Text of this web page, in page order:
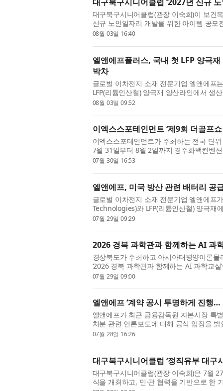
대구북구시니어클럽(관장 이숙희)이 보건
신규 노인일자리 개발을 위한 아이템 공모
역 특화 노인일자리 아...
08월 03일 16:40
엘앤에프플러스, 국내 첫 LFP 양극
박차
글로벌 이차전지 소재 전문기업 엘앤에프
LFP(리튬인산철) 양극재 양산라인에서 생
물량은 양산라인의 램프업(R...
08월 03일 09:52
이엑스스포테인먼트 ‘제9회 더골프
이엑스스포테인먼트가 주최하는 전국 단
7월 31일부터 8월 2일까지 경주화백컨벤
속에서 골프 시장 활...
07월 30일 16:53
엘앤에프, 미국 방산 관련 배터리 공
글로벌 이차전지 소재 전문기업 엘앤에프
Technologies)와 LFP(리튬인산철) 양극재
은 미국을 중심으로 배터...
07월 29일 09:29
2026 경북 과학관과 함께하는 AI 과
경상북도가 주최하고 아시아태평양이론
‘2026 경북 과학관과 함께하는 AI 과학교
에서, 8월 13일(목)부터 1...
07월 29일 09:00
엘앤에프 ‘계약 공시 투명하게 진행
엘앤에프가 최근 금융감독원 자본시장 특
처분 관련 언론보도에 대해 공식 입장을
사와의 하이니켈 양극재 ...
07월 28일 16:26
대구북구시니어클럽 ‘정직유부 대구
대구북구시니어클럽(관장 이숙희)은 7월
식을 개최하고, 민·관 협력을 기반으로 한